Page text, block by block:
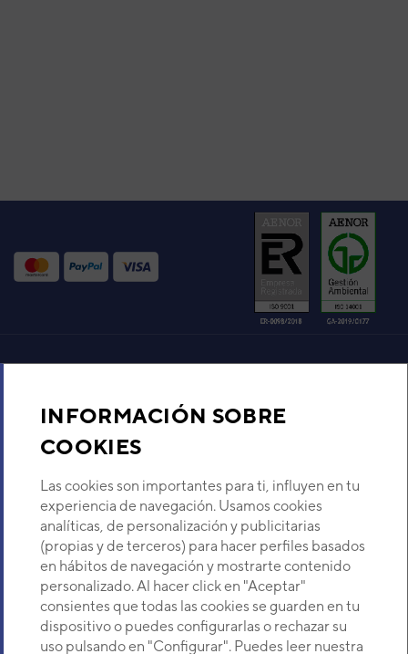
INFORMACIÓN SOBRE
COOKIES
Las cookies son importantes para ti, influyen en tu
experiencia de navegación. Usamos cookies
analíticas, de personalización y publicitarias
(propias y de terceros) para hacer perfiles basados
en hábitos de navegación y mostrarte contenido
personalizado. Al hacer click en "Aceptar"
consientes que todas las cookies se guarden en tu
dispositivo o puedes configurarlas o rechazar su
uso pulsando en "Configurar". Puedes leer nuestra
Sobre Nosotros
Descubre Eurofred
Dónde Estamos
¿Buscas un servicio técnico?